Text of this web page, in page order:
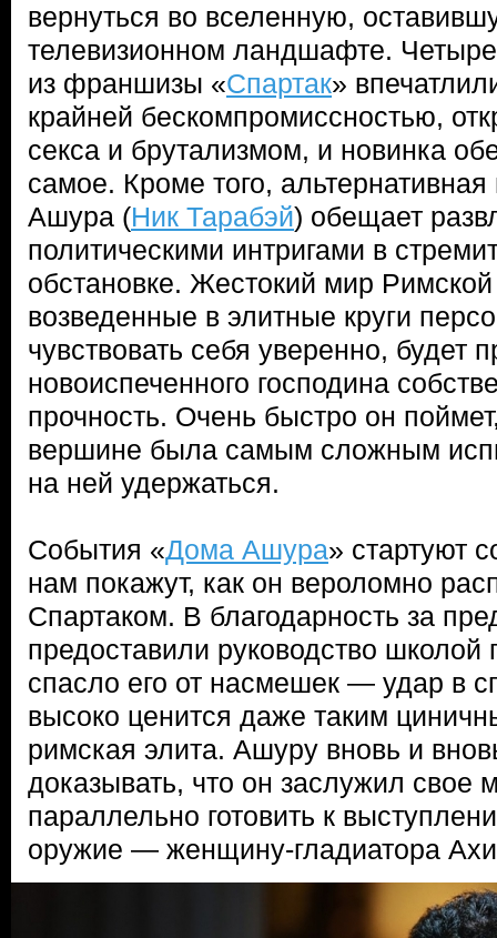
вернуться во вселенную,
телевизионном ландшафте.
из франшизы «Спартак»
крайней бескомпромиссностью,
секса и брутализмом, и новинка
самое. Кроме того,
Ашура (Ник Тарабэй) обещает
политическими интригами в
обстановке. Жестокий мир
возведенные в элитные круги
чувствовать себя уверенно, будет
новоиспеченного господина
прочность. Очень быстро он
вершине была самым сложным
на ней удержаться.
События «Дома Ашура» стартуют
нам покажут, как он вероломно
Спартаком. В благодарность за
предоставили руководство школой
спасло его от насмешек — удар в
высоко ценится даже таким
римская элита. Ашуру вновь и
доказывать, что он заслужил свое
параллельно готовить к
оружие — женщину-гладиатора